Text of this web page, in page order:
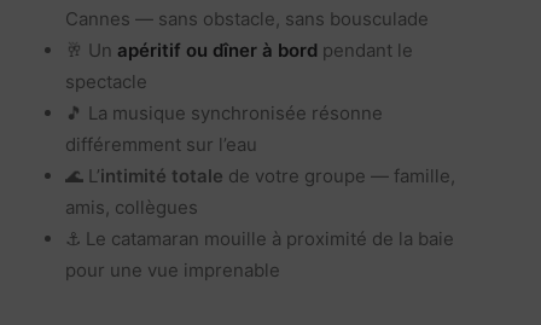
Cannes — sans obstacle, sans bousculade
🥂 Un apéritif ou dîner à bord pendant le
spectacle
🎵 La musique synchronisée résonne
différemment sur l’eau
🌊 L’intimité totale de votre groupe — famille,
amis, collègues
⚓ Le catamaran mouille à proximité de la baie
pour une vue imprenable